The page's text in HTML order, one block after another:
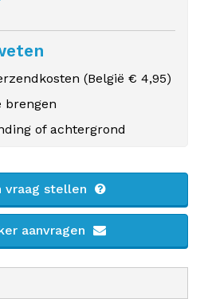
(België € 4,95)
brengen
of achtergrond
vraag stellen
aanvragen